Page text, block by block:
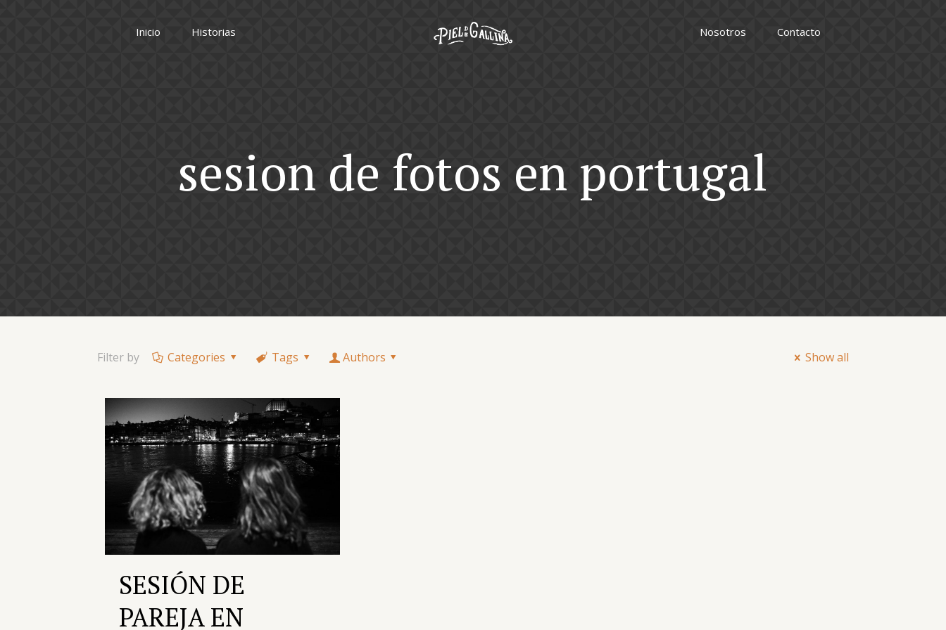
Inicio Historias Nosotros Contacto
sesion de fotos en portugal
Filter by Categories Tags Authors Show all
SESIÓN DE
PAREJA EN